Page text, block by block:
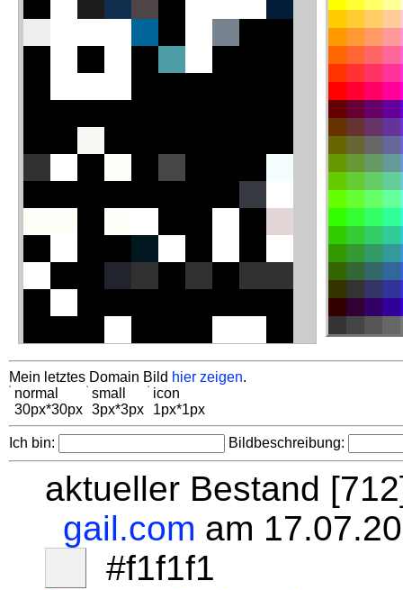
Mein letztes Domain Bild hier zeigen.
normal
30px*30px
small
3px*3px
icon
1px*1px
Ich bin: Bildbeschreibung:
aktueller Bestand
gail.com am
#f1f1f1